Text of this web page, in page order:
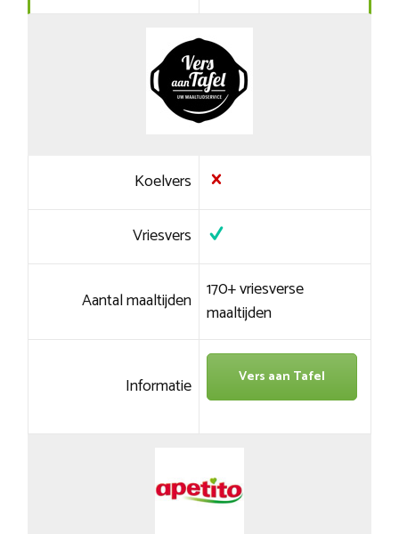
Koelvers
Vriesvers
Aantal maaltijden 170+ vriesverse
maaltijden
Informatie Vers aan Tafel